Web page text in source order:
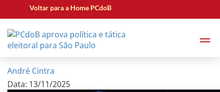
Voltar para a Home PCdoB
PCdoB aprova política e
tática eleitoral para São Paulo
André Cintra
Data: 13/11/2025